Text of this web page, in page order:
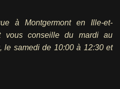
à Montgermont en Ille-et-
vous conseille du mardi au
le samedi de 10:00 à 12:30 et